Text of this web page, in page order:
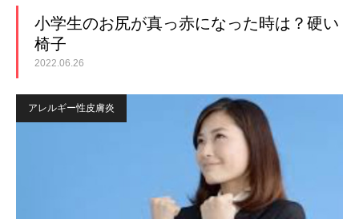
小学生のお尻が真っ赤になった時は？硬い
椅子
2022.06.26
アレルギー性皮膚炎